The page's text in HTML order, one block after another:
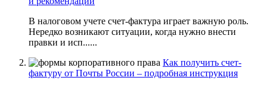
В налоговом учете счет-фактура играет важную роль.
Нередко возникают ситуации, когда нужно внести
правки и исп......
Как получить счет-
фактуру от Почты России – подробная инструкция